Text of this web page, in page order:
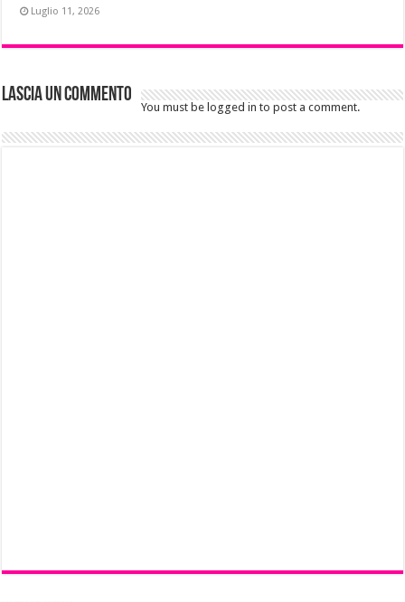
Luglio 11, 2026
Lascia un commento
You must be logged in to post a comment.